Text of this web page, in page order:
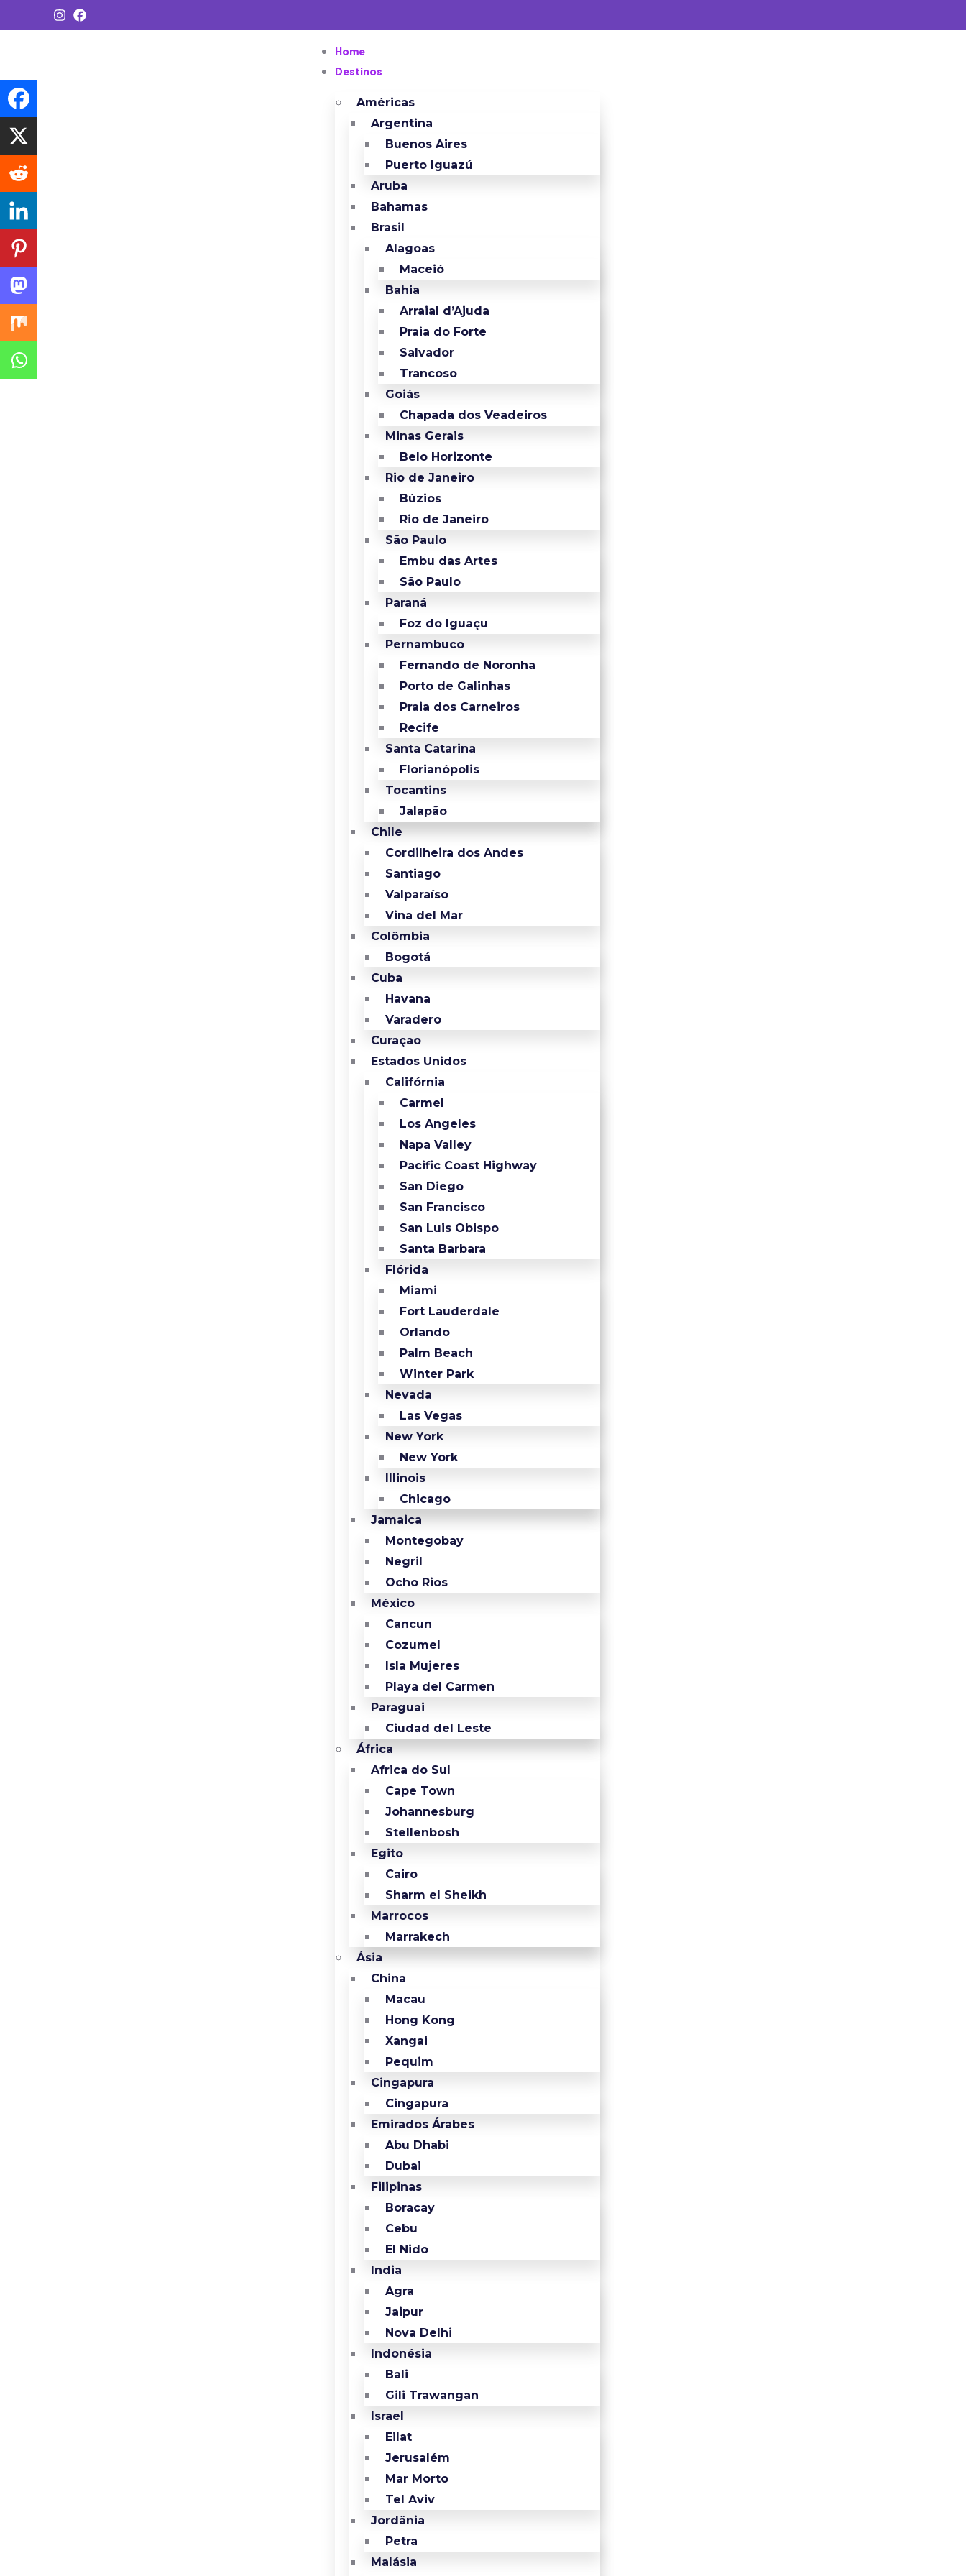
Home
Destinos
Américas
Argentina
Buenos Aires
Puerto Iguazú
Aruba
Bahamas
Brasil
Alagoas
Maceió
Bahia
Arraial d’Ajuda
Praia do Forte
Salvador
Trancoso
Goiás
Chapada dos Veadeiros
Minas Gerais
Belo Horizonte
Rio de Janeiro
Búzios
Rio de Janeiro
São Paulo
Embu das Artes
São Paulo
Paraná
Foz do Iguaçu
Pernambuco
Fernando de Noronha
Porto de Galinhas
Praia dos Carneiros
Recife
Santa Catarina
Florianópolis
Tocantins
Jalapão
Chile
Cordilheira dos Andes
Santiago
Valparaíso
Vina del Mar
Colômbia
Bogotá
Cuba
Havana
Varadero
Curaçao
Estados Unidos
Califórnia
Carmel
Los Angeles
Napa Valley
Pacific Coast Highway
San Diego
San Francisco
San Luis Obispo
Santa Barbara
Flórida
Miami
Fort Lauderdale
Orlando
Palm Beach
Winter Park
Nevada
Las Vegas
New York
New York
Illinois
Chicago
Jamaica
Montegobay
Negril
Ocho Rios
México
Cancun
Cozumel
Isla Mujeres
Playa del Carmen
Paraguai
Ciudad del Leste
África
Africa do Sul
Cape Town
Johannesburg
Stellenbosh
Egito
Cairo
Sharm el Sheikh
Marrocos
Marrakech
Ásia
China
Macau
Hong Kong
Xangai
Pequim
Cingapura
Cingapura
Emirados Árabes
Abu Dhabi
Dubai
Filipinas
Boracay
Cebu
El Nido
India
Agra
Jaipur
Nova Delhi
Indonésia
Bali
Gili Trawangan
Israel
Eilat
Jerusalém
Mar Morto
Tel Aviv
Jordânia
Petra
Malásia